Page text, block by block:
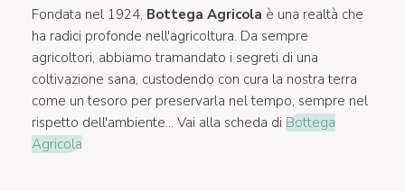
Fondata nel 1924, Bottega Agricola è una realtà che
ha radici profonde nell'agricoltura. Da sempre
agricoltori, abbiamo tramandato i segreti di una
coltivazione sana, custodendo con cura la nostra terra
come un tesoro per preservarla nel tempo, sempre nel
rispetto dell'ambiente... Vai alla scheda di Bottega
Agricola